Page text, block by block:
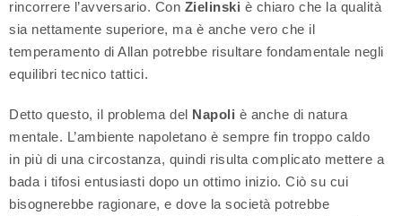
rincorrere l’avversario. Con Zielinski è chiaro che la qualità
sia nettamente superiore, ma è anche vero che il
temperamento di Allan potrebbe risultare fondamentale negli
equilibri tecnico tattici.
Detto questo, il problema del Napoli è anche di natura
mentale. L’ambiente napoletano è sempre fin troppo caldo
in più di una circostanza, quindi risulta complicato mettere a
bada i tifosi entusiasti dopo un ottimo inizio. Ciò su cui
bisognerebbe ragionare, e dove la società potrebbe